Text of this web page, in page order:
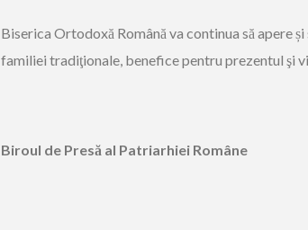
Biserica Ortodoxă Română va continua să apere
familiei tradiţionale, benefice pentru prezentul şi
Biroul de Presă al Patriarhiei Române